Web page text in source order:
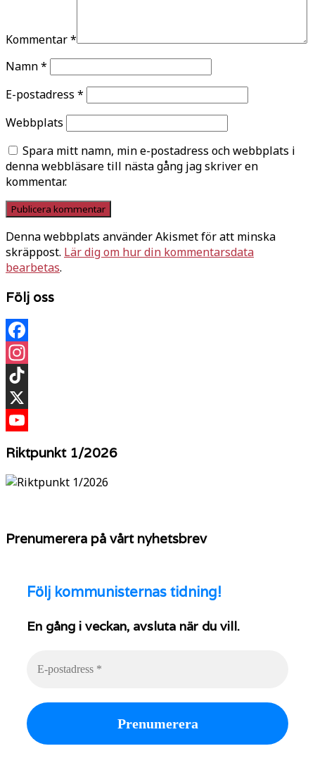
Kommentar*
Namn*
E-postadress *
Webbplats
Spara mitt namn, min e-postadress och webbplats i
denna webbläsare till nästa gång jag skriver en
kommentar.
Denna webbplats använder Akismet för att minska
skräppost. Lär dig om hur din kommentarsdata
bearbetas.
Följ oss
Facebook
Instagram
TikTok
X
Riktpunkt 1/2026
Prenumerera på vårt nyhetsbrev
Följ kommunisternas tidning!
En gång i veckan, avsluta när du vill.